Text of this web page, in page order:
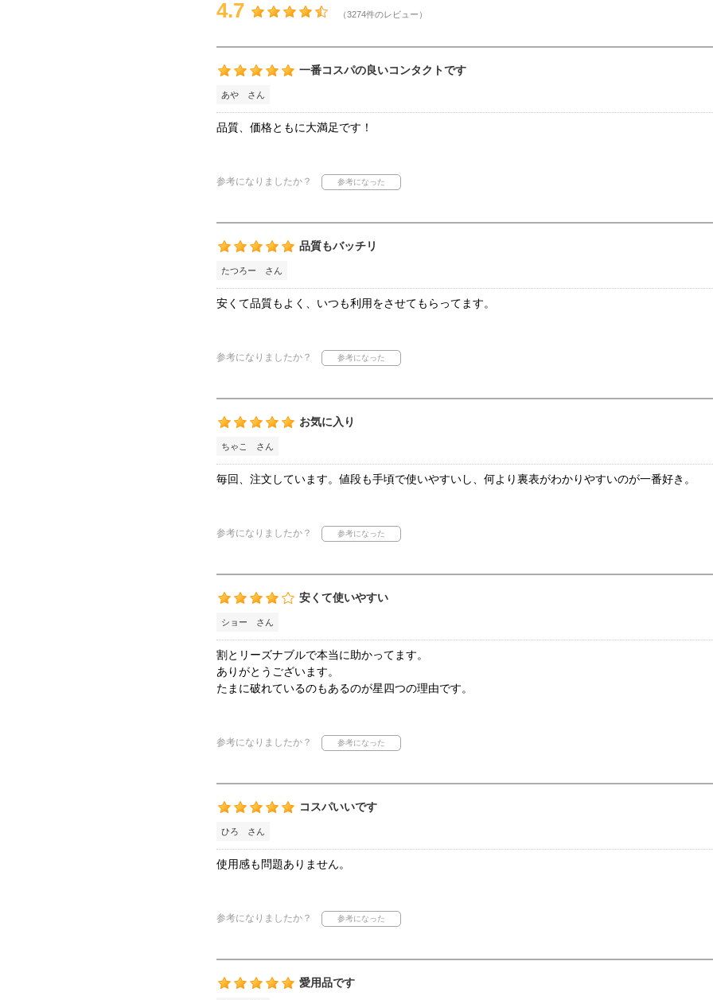
4.7 （3274件のレビュー）
一番コスパの良いコンタクトです
あや さん
品質、価格ともに大満足です！
参考になりましたか？
品質もバッチリ
たつろー さん
安くて品質もよく、いつも利用をさせてもらってます。
参考になりましたか？
お気に入り
ちゃこ さん
毎回、注文しています。値段も手頃で使いやすいし、何より裏表がわかりやすいのが一番好き。
参考になりましたか？
安くて使いやすい
ショー さん
割とリーズナブルで本当に助かってます。
ありがとうございます。
たまに破れているのもあるのが星四つの理由です。
参考になりましたか？
コスパいいです
ひろ さん
使用感も問題ありません。
参考になりましたか？
愛用品です